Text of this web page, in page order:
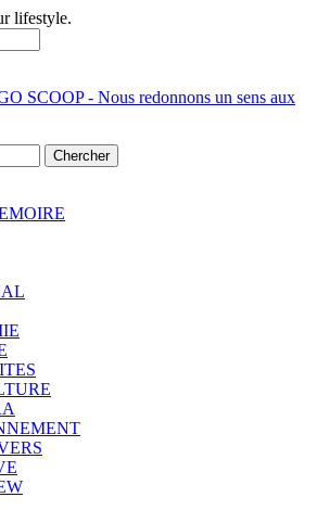
lifestyle.
SCOOP - Nous redonnons un sens aux